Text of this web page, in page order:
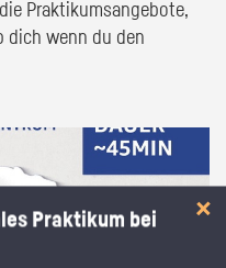
Praktikumsangebote,
dich wenn du den
Praktikum bei